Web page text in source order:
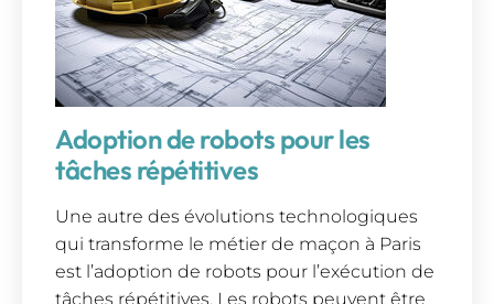
Adoption de robots pour les
tâches répétitives
Une autre des évolutions technologiques
qui transforme le métier de maçon à Paris
est l’adoption de robots pour l’exécution de
tâches répétitives. Les robots peuvent être